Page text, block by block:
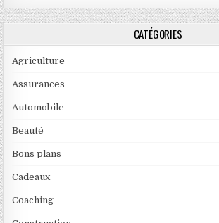
CATÉGORIES
Agriculture
Assurances
Automobile
Beauté
Bons plans
Cadeaux
Coaching